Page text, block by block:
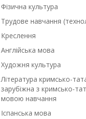
Фізична культура
Трудове навчання
Креслення
Англійська мова
Художня культура
Література кримсько-
зарубіжна з кримсько-
мовою навчання
Іспанська мова